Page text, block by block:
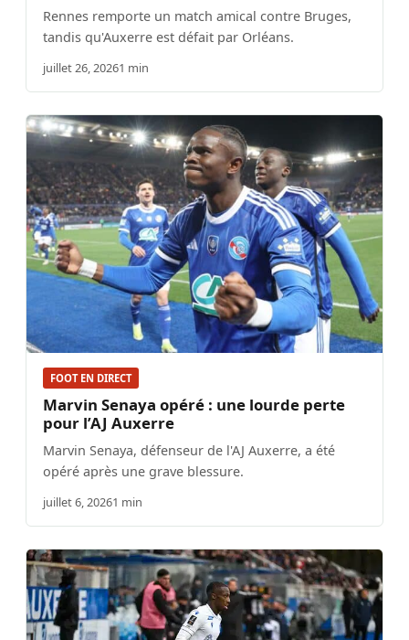
Rennes remporte un match amical contre Bruges,
tandis qu'Auxerre est défait par Orléans.
juillet 26, 20261 min
FOOT EN DIRECT
Marvin Senaya opéré : une lourde perte
pour l’AJ Auxerre
Marvin Senaya, défenseur de l'AJ Auxerre, a été
opéré après une grave blessure.
juillet 6, 20261 min